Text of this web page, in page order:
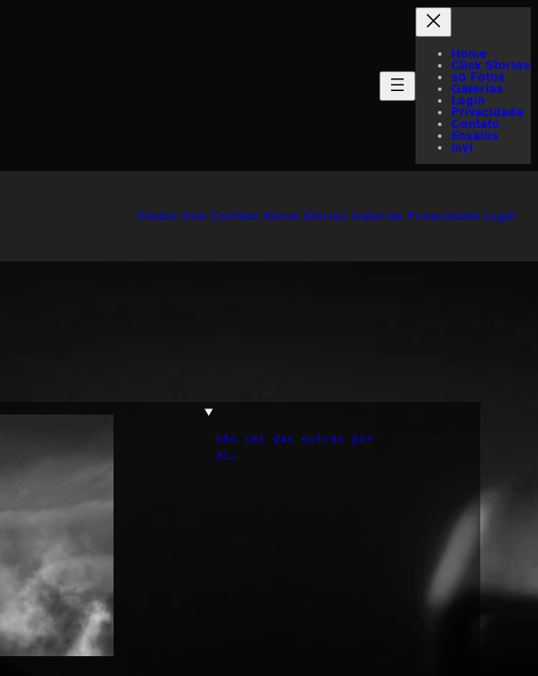
Home
Click Stories
só Fotos
Galerias
Login
Privacidade
Contato
Ensaios
myI
Studio-One Contato Home Stories Galerias Privacidade Login
não sei das outras por
aí…